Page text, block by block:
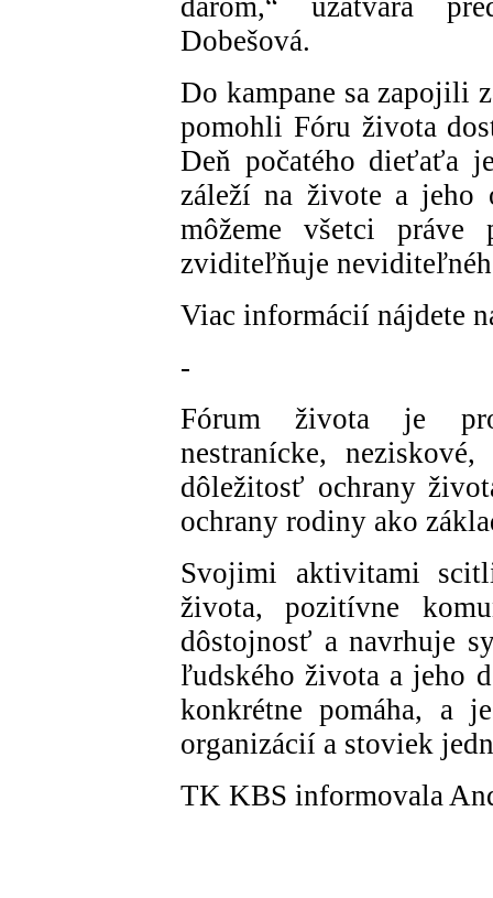
darom,“ uzatvára
Dobešová.
Do kampane sa zapojili
pomohli Fóru života
Deň počatého dieťaťa
záleží na živote a jeho
môžeme všetci
zviditeľňuje
Viac informácií nájdete
-
Fórum života je
nestranícke,
dôležitosť ochrany
ochrany rodiny ako
Svojimi aktivitami
života, pozitívne
dôstojnosť a navrhuje
ľudského života a jeho
konkrétne pomáha, a
organizácií a stoviek
TK KBS informovala